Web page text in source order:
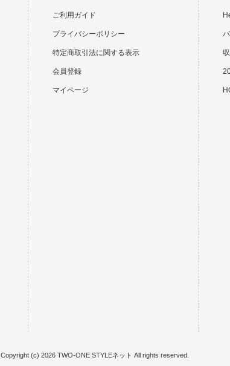
ご利用ガイド
プライバシーポリシー
特定商取引法に関する表示
会員登録
マイページ
Copyright (c) 2026 TWO-ONE STYLEネット All rights reserved.